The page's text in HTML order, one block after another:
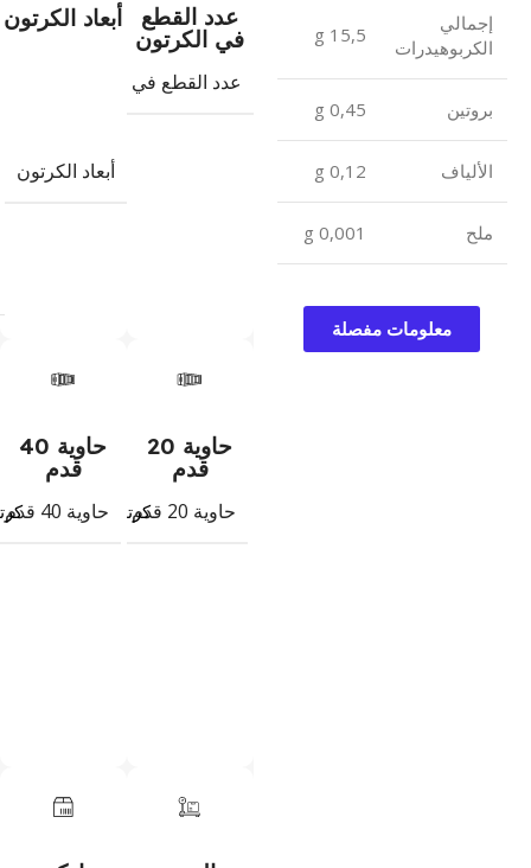
إجمالي
الكربوهيدرات
15,5 g
بروتين 0,45 g
الألياف 0,12 g
ملح 0,001 g
معلومات مفصلة
عدد القطع
في الكرتون
عدد القطع في الكرتون
أبعاد الكرتون
أبعاد الكرتون
حاوية 20
قدم
حاوية 20 قدم 796كرتون
حاوية 40
قدم
حاوية 40 قدم